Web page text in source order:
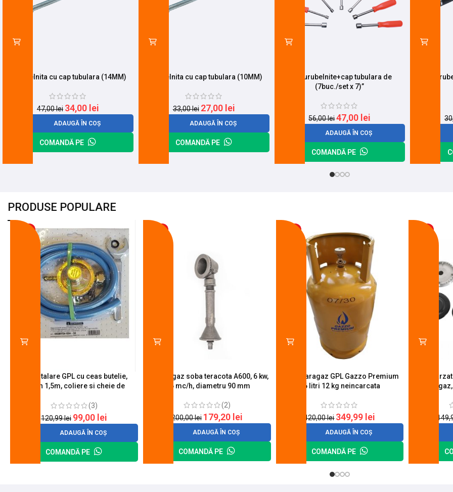
Surubelnita cu cap tubulara (14MM)
47,00lei 34,00 lei
ADAUGĂ ÎN COȘ
COMANDĂ PE
Surubelnita cu cap tubulara (10MM)
33,00lei 27,00 lei
ADAUGĂ ÎN COȘ
COMANDĂ PE
Set surubelnite+cap tubulara de
(7buc./set x 7)”
56,00lei47,00 lei
ADAUGĂ ÎN COȘ
COMANDĂ PE
PRODUSE POPULARE
Kit instalare GPL cu ceas butelie,
furtun 1,5m, coliere si cheie de
(3)
120,99lei 99,00 lei
ADAUGĂ ÎN COȘ
COMANDĂ PE
Arzator gaz soba teracota A600, 6 kw,
0.6 mc/h, diametru 90 mm
(2)
200,00lei 179,20 lei
ADAUGĂ ÎN COȘ
COMANDĂ PE
Butelie aragaz GPL Gazzo Premium
26 litri 12 kg neincarcata
420,00lei 349,99 lei
ADAUGĂ ÎN COȘ
COMANDĂ PE
Set 4